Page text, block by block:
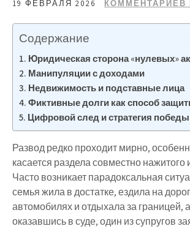
19 ФЕВРАЛЯ 2026 КОММЕНТАРИЕВ
Содержание
Юридическая сторона «нулевых»
Манипуляции с доходами
Недвижимость и подставные лица
Фиктивные долги как способ
Цифровой след и стратегия победы
Развод редко проходит мирно,
касается раздела совместно
Часто возникает парадоксальная
семья жила в достатке, ездила на
автомобилях и отдыхала за границей,
оказавшись в суде, один из супругов